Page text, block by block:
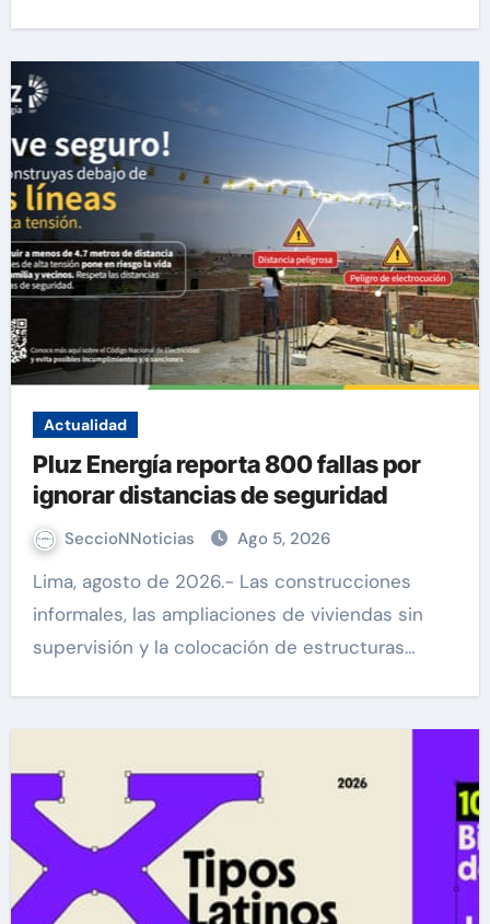
Actualidad
Pluz Energía reporta 800 fallas por
ignorar distancias de seguridad
SeccioNNoticias Ago 5, 2026
Lima, agosto de 2026.- Las construcciones
informales, las ampliaciones de viviendas sin
supervisión y la colocación de estructuras…